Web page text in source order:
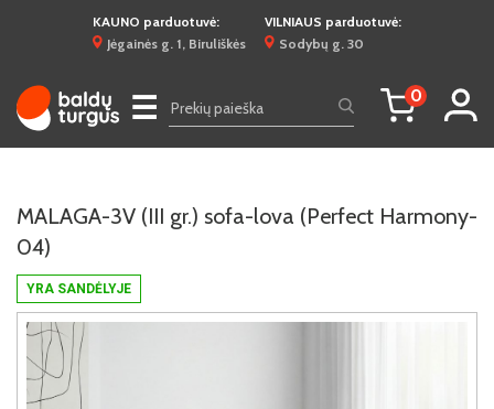
KAUNO parduotuvė:
Jėgainės g. 1, Biruliškės
VILNIAUS parduotuvė:
Sodybų g. 30
☰ 0
YRA SANDĖLYJE
MALAGA-3V (III gr.) sofa-lova (Perfect Harmony-
04)